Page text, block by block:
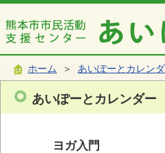
ホーム ＞ あいぽーとカレン
あいぽーとカレンダー
ヨガ入門